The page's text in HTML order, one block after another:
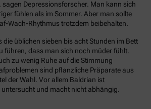
sagen Depressionsforscher. Man kann sich
fühlen als im Sommer. Aber man sollte
Wach-Rhythmus trotzdem beibehalten.
die üblichen sieben bis acht Stunden im Bett
führen, dass man sich noch müder fühlt.
zu wenig Ruhe auf die Stimmung
sind pflanzliche Präparate aus
der Wahl. Vor allem Baldrian ist
und macht nicht abhängig.